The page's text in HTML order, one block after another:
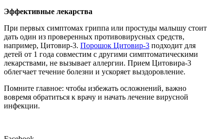
Эффективные лекарства
При первых симптомах гриппа или простуды малышу стоит
дать один из проверенных противовирусных средств,
например, Цитовир-3. Порошок Цитовир-3 подходит для
детей от 1 года совместим с другими симптоматическими
лекарствами, не вызывает аллергии. Прием Цитовира-3
облегчает течение болезни и ускоряет выздоровление.
Помните главное: чтобы избежать осложнений, важно
вовремя обратиться к врачу и начать лечение вирусной
инфекции.